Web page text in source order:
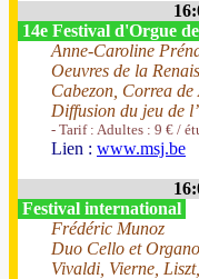
14e Festival d'Orgue
Anne-Caroline
Oeuvres de la
Cabezon, Correa
Diffusion du jeu de
- Tarif : Adultes : 9 € /
Lien : www.msj.be
Festival international
Frédéric Munoz
Duo Cello et
Vivaldi, Vierne,